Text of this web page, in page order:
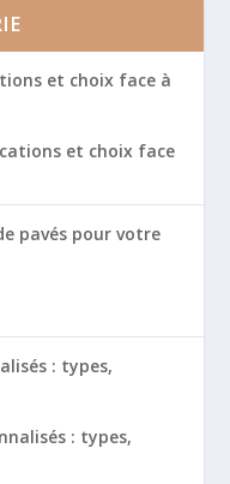
et choix face à
pavés pour votre
: types,